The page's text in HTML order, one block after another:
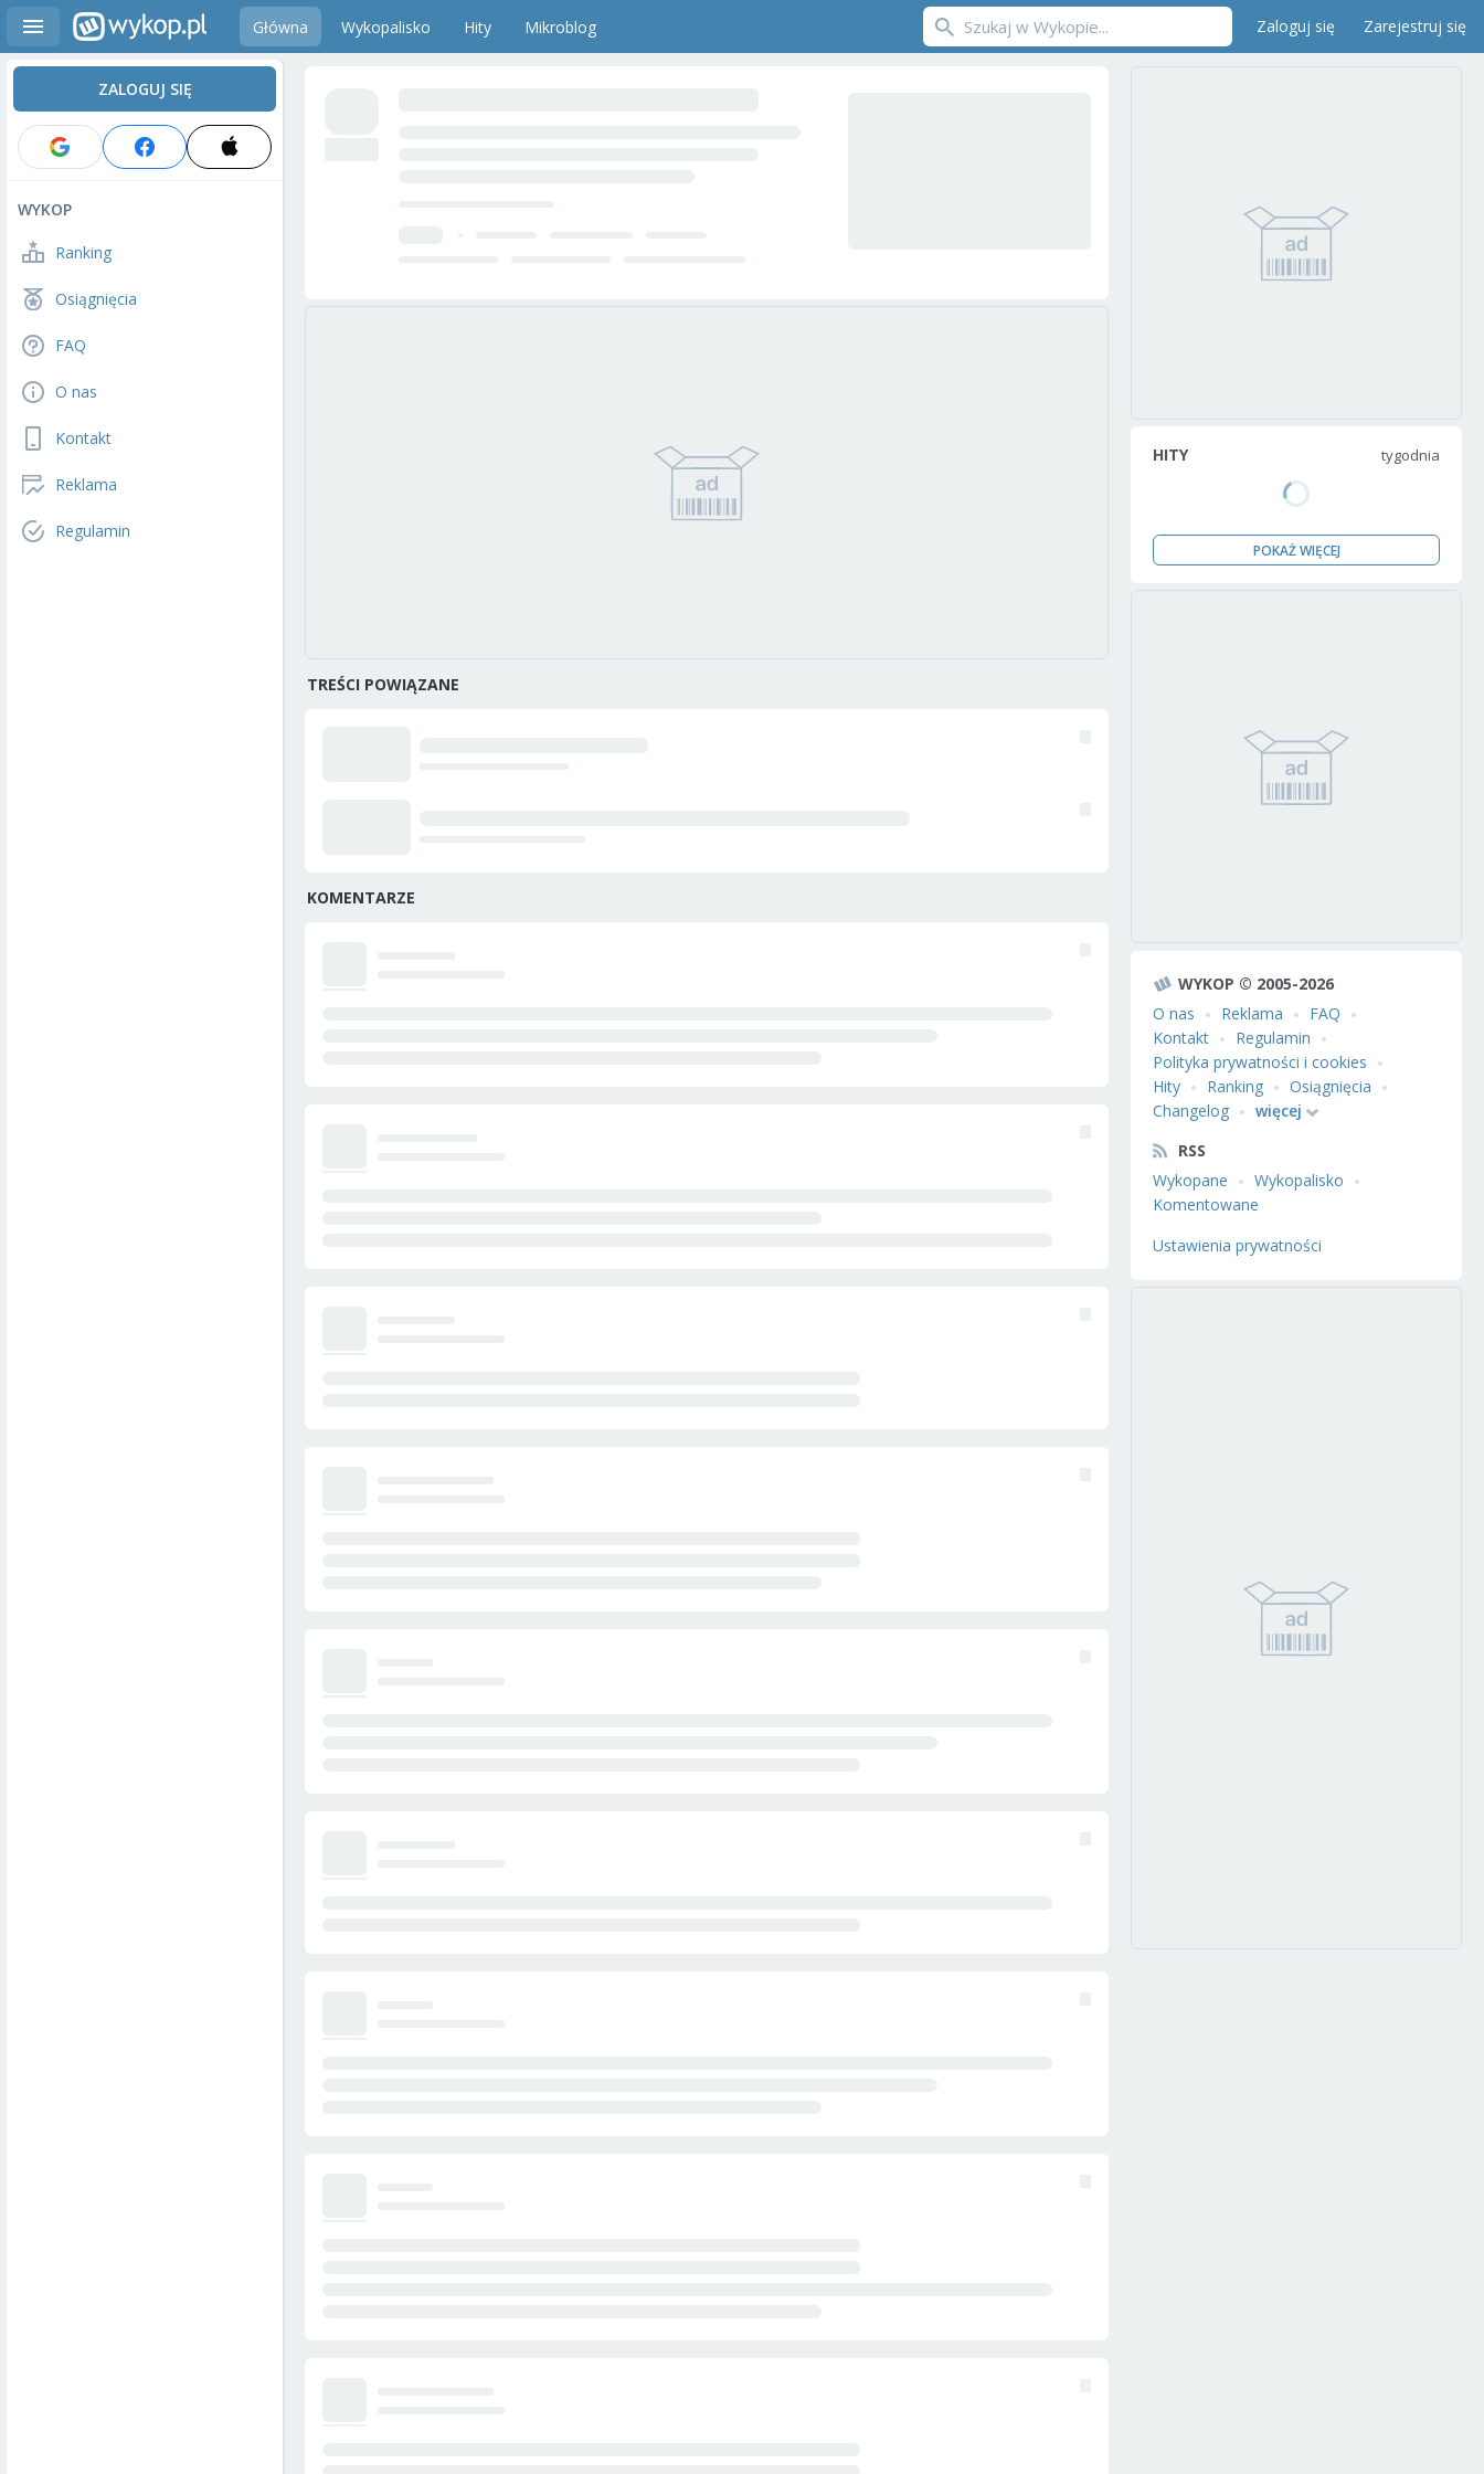
Główna Wykopalisko Hity Mikroblog Zaloguj się Zarejestruj się
ZALOGUJ SIĘ
WYKOP
Ranking
Osiągnięcia
FAQ
O nas
Kontakt
Reklama
Regulamin
TREŚCI POWIĄZANE
KOMENTARZE
HITY tygodnia
POKAŻ WIĘCEJ
WYKOP © 2005-2026
O nas
Reklama
FAQ
Kontakt
Regulamin
Polityka prywatności i cookies
Hity
Ranking
Osiągnięcia
Changelog
więcej
RSS
Wykopane
Wykopalisko
Komentowane
Ustawienia prywatności